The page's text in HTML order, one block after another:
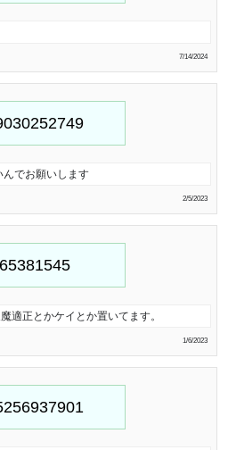
7/14/2024
んでお願いします
2/5/2023
適正とかケイとか置いてます。
1/6/2023